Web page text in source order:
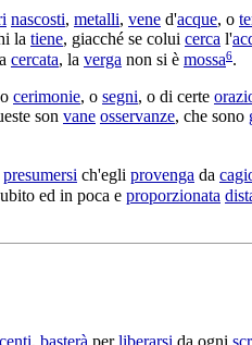
nascosti, metalli, vene d'acque, o
la tiene, giacché se colui cerca l'
cercata, la verga non si è mossa6.
cerimonie, o segni, o di certe
son vane osservanze, che sono
presumersi ch'egli provenga da
ed in poca e proporzionata
, basterà perliberarsi da ogni